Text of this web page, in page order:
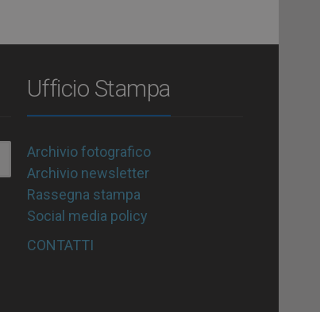
Ufficio Stampa
Archivio fotografico
Archivio newsletter
Rassegna stampa
Social media policy
CONTATTI